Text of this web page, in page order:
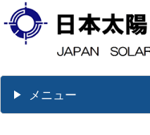
メニュー